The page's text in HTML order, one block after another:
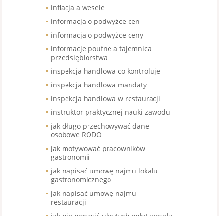
inflacja a wesele
informacja o podwyżce cen
informacja o podwyżce ceny
informacje poufne a tajemnica
przedsiębiorstwa
inspekcja handlowa co kontroluje
inspekcja handlowa mandaty
inspekcja handlowa w restauracji
instruktor praktycznej nauki zawodu
jak długo przechowywać dane
osobowe RODO
jak motywować pracowników
gastronomii
jak napisać umowę najmu lokalu
gastronomicznego
jak napisać umowę najmu
restauracji